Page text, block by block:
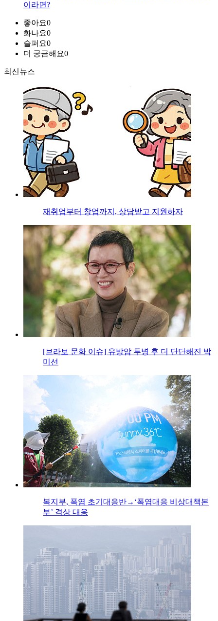
이라면?
좋아요0
화나요0
슬퍼요0
더 궁금해요0
최신뉴스
재취업부터 창업까지, 상담받고 지원하자
[브라보 문화 이슈] 유방암 투병 후 더 단단해진 박
미선
복지부, 폭염 초기대응반→‘폭염대응 비상대책본
부’ 격상 대응